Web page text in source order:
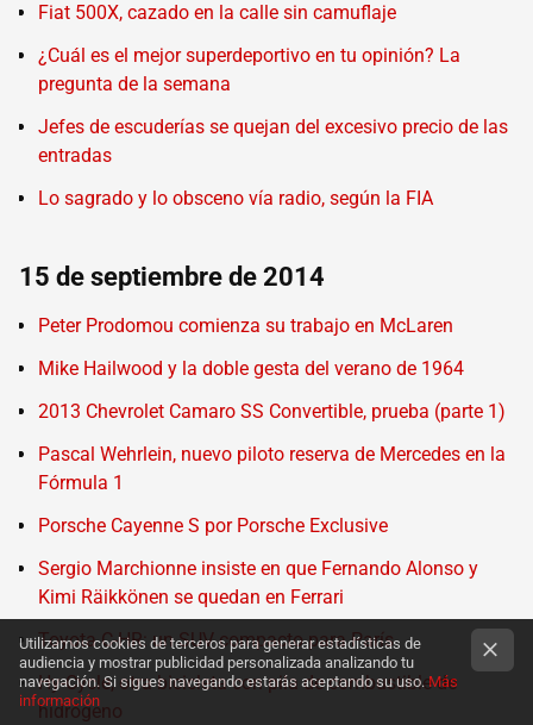
Fiat 500X, cazado en la calle sin camuflaje
¿Cuál es el mejor superdeportivo en tu opinión? La
pregunta de la semana
Jefes de escuderías se quejan del excesivo precio de las
entradas
Lo sagrado y lo obsceno vía radio, según la FIA
15 de septiembre de 2014
Peter Prodomou comienza su trabajo en McLaren
Mike Hailwood y la doble gesta del verano de 1964
2013 Chevrolet Camaro SS Convertible, prueba (parte 1)
Pascal Wehrlein, nuevo piloto reserva de Mercedes en la
Fórmula 1
Porsche Cayenne S por Porsche Exclusive
Sergio Marchionne insiste en que Fernando Alonso y
Kimi Räikkönen se quedan en Ferrari
Toyota C-HR: un SUV compacto para París
Hy-Cycle, otra bicicleta con pila de combustible de
hidrógeno
Utilizamos cookies de terceros para generar estadísticas de
audiencia y mostrar publicidad personalizada analizando tu
navegación. Si sigues navegando estarás aceptando su uso.Más
información